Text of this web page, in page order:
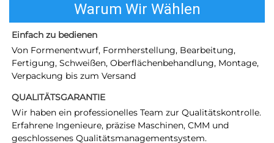
Warum Wir Wählen
Einfach zu bedienen
Von Formenentwurf, Formherstellung, Bearbeitung,
Fertigung, Schweißen, Oberflächenbehandlung, Montage,
Verpackung bis zum Versand
QUALITÄTSGARANTIE
Wir haben ein professionelles Team zur Qualitätskontrolle.
Erfahrene Ingenieure, präzise Maschinen, CMM und
geschlossenes Qualitätsmanagementsystem.